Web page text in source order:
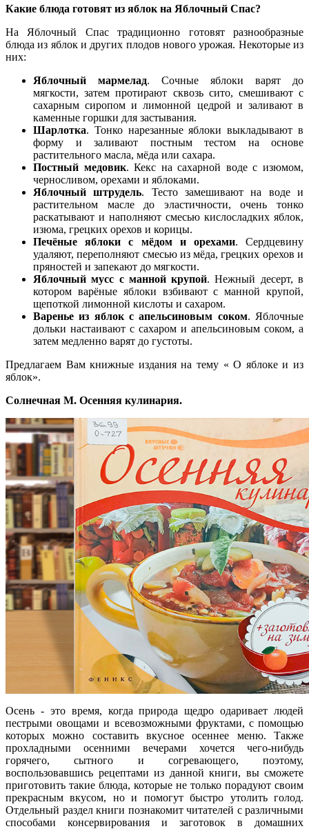
Какие блюда готовят из яблок на Яблочный Спас?
На Яблочный Спас традиционно готовят разнообразные
блюда из яблок и других плодов нового урожая. Некоторые из
них:
Яблочный мармелад. Сочные яблоки варят до
мягкости, затем протирают сквозь сито, смешивают с
сахарным сиропом и лимонной цедрой и заливают в
каменные горшки для застывания.
Шарлотка. Тонко нарезанные яблоки выкладывают в
форму и заливают постным тестом на основе
растительного масла, мёда или сахара.
Постный медовик. Кекс на сахарной воде с изюмом,
черносливом, орехами и яблоками.
Яблочный штрудель. Тесто замешивают на воде и
растительном масле до эластичности, очень тонко
раскатывают и наполняют смесью кислосладких яблок,
изюма, грецких орехов и корицы.
Печёные яблоки с мёдом и орехами. Сердцевину
удаляют, переполняют смесью из мёда, грецких орехов и
пряностей и запекают до мягкости.
Яблочный мусс с манной крупой. Нежный десерт, в
котором варёные яблоки взбивают с манной крупой,
щепоткой лимонной кислоты и сахаром.
Варенье из яблок с апельсиновым соком. Яблочные
дольки настаивают с сахаром и апельсиновым соком, а
затем медленно варят до густоты.
Предлагаем Вам книжные издания на тему « О яблоке и из
яблок».
Солнечная М. Осенняя кулинария.
Осень - это время, когда природа щедро одаривает людей
пестрыми овощами и всевозможными фруктами, с помощью
которых можно составить вкусное осеннее меню. Также
прохладными осенними вечерами хочется чего-нибудь
горячего, сытного и согревающего, поэтому,
воспользовавшись рецептами из данной книги, вы сможете
приготовить такие блюда, которые не только порадуют своим
прекрасным вкусом, но и помогут быстро утолить голод.
Отдельный раздел книги познакомит читателей с различными
способами консервирования и заготовок в домашних